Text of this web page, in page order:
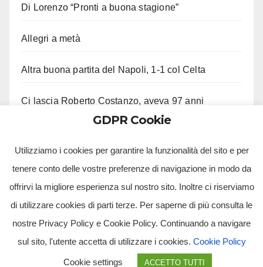
Di Lorenzo “Pronti a buona stagione”
Allegri a metà
Altra buona partita del Napoli, 1-1 col Celta
Ci lascia Roberto Costanzo, aveva 97 anni
Tv Multimidia Srl - Via Giulio Natta, SNC, 80126, Napoli (NA).
GDPR Cookie
Utilizziamo i cookies per garantire la funzionalità del sito e per
tenere conto delle vostre preferenze di navigazione in modo da
offrirvi la migliore esperienza sul nostro sito. Inoltre ci riserviamo
di utilizzare cookies di parti terze. Per saperne di più consulta le
nostre Privacy Policy e Cookie Policy. Continuando a navigare
sul sito, l'utente accetta di utilizzare i cookies. Cookie Policy
Cookie settings ACCETTO TUTTI